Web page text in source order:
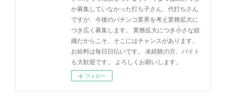
か募集していなかった打ち子さん、代打ちさん
ですが、今後のパチンコ業界を考え業務拡大に
つき広く募集します。 業務拡大につき小さな組
織だからこそ、そこにはチャンスがあります。
お給料は毎日日払いです。 未経験の方、バイト
も大歓迎です。 よろしくお願いします。
フォロー